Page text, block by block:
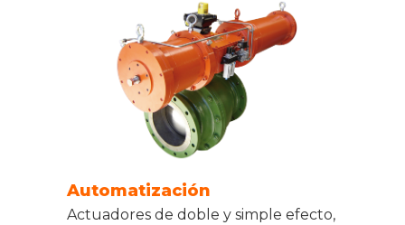
Automatización
Actuadores de doble y simple efecto,